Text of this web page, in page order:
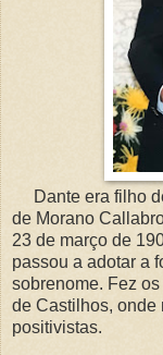
Dante era filho
de Morano
23 de março de
passou a adotar a
sobrenome. Fez
de Castilhos, onde
positivistas.